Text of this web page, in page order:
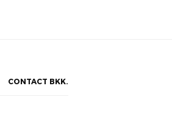
CONTACT BKK.